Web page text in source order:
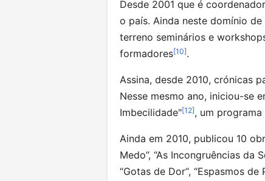
Desde 2001 que é
o país. Ainda neste domínio
terreno seminários e
formadores[10].
Assina, desde 2010, crónicas
Nesse mesmo ano, iniciou-se
Imbecilidade"[12], um
Ainda em 2010, publicou 10
Medo”, “As Incongruências da
“Gotas de Dor“, “Espasmos de